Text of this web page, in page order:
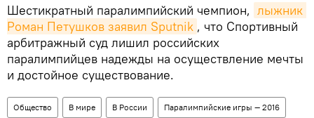
Шестикратный паралимпийский чемпион, лыжник
Роман Петушков заявил Sputnik , что Спортивный
арбитражный суд лишил российских
паралимпийцев надежды на осуществление мечты
и достойное существование.
Общество В мире В России Паралимпийские игры — 2016